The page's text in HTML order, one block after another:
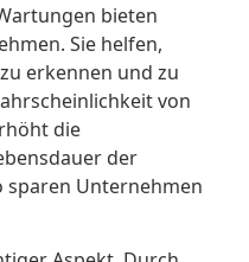
bieten
Sie helfen,
erkennen und zu
von
die
der
sparen Unternehmen